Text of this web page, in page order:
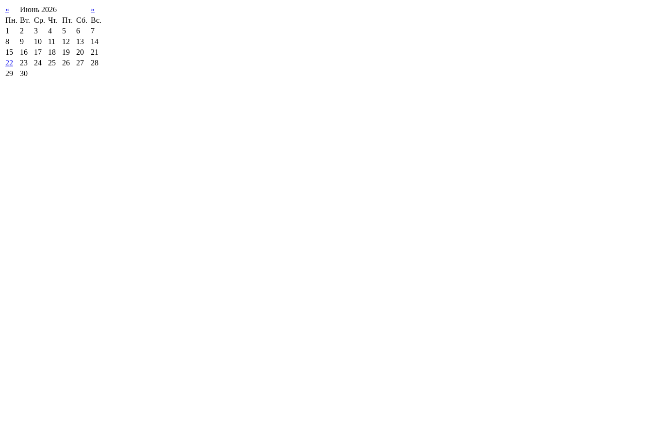
« Июнь 2026
»
Пн. Вт. Ср. Чт. Пт. Сб. Вс.
1
2 3 4 5 6
7
8
9 10 11 12 13
14
15
16 17 18 19 20
21
22
23 24 25 26 27
28
29
30